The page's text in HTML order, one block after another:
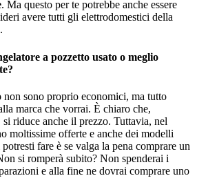
. Ma questo per te potrebbe anche essere
avere tutti gli elettrodomestici della
a pozzetto usato o meglio
non sono proprio economici, ma tutto
marca che vorrai. È chiaro che,
riduce anche il prezzo. Tuttavia, nel
moltissime offerte e anche dei modelli
fare è se valga la pena comprare un
si romperà subito? Non spenderai i
e alla fine ne dovrai comprare uno